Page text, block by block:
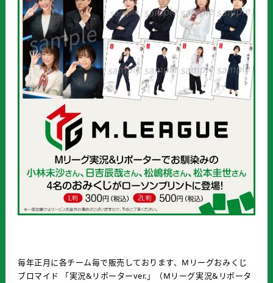
毎年正月に各チーム毎で販売しております、Mリーグおみくじ
ブロマイド 「実況&リポーターver.」（Mリーグ実況&リポータ